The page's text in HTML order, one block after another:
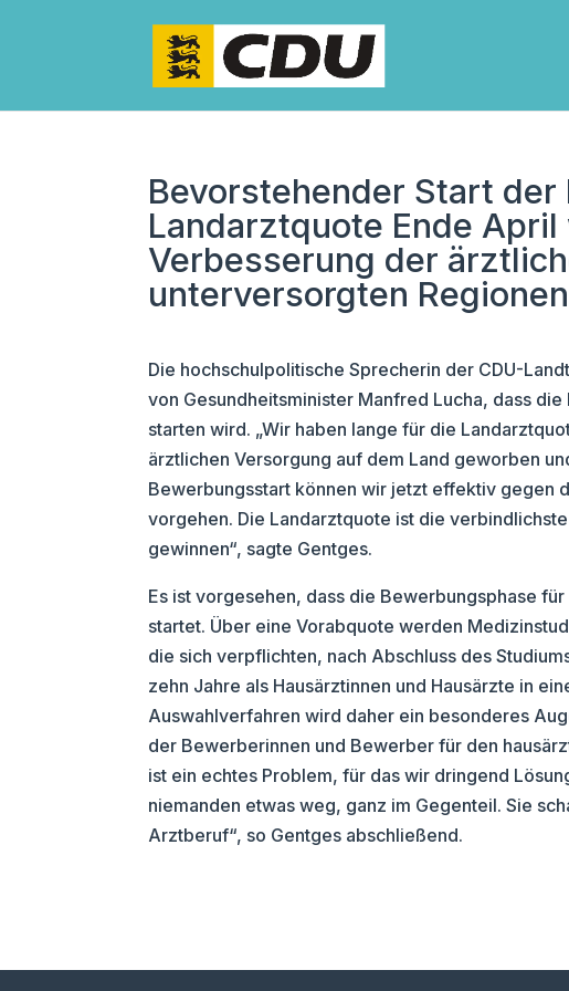
Bevorstehender Start
Landarztquote Ende
Verbesserung der
unterversorgten Regionen
Die hochschulpolitische Sprecherin der CDU-
von Gesundheitsminister Manfred Lucha, dass
starten wird. „Wir haben lange für die
ärztlichen Versorgung auf dem Land geworben
Bewerbungsstart können wir jetzt effektiv gegen
vorgehen. Die Landarztquote ist die
gewinnen“, sagte Gentges.
Es ist vorgesehen, dass die Bewerbungsphase
startet. Über eine Vorabquote werden
die sich verpflichten, nach Abschluss des
zehn Jahre als Hausärztinnen und Hausärzte in
Auswahlverfahren wird daher ein besonderes
der Bewerberinnen und Bewerber für den
ist ein echtes Problem, für das wir dringend
niemanden etwas weg, ganz im Gegenteil. Sie
Arztberuf“, so Gentges abschließend.